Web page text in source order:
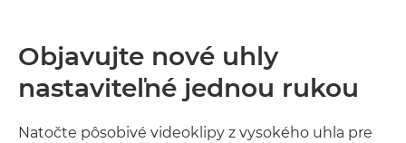
Objavujte nové uhly
nastaviteľné jednou rukou
Natočte pôsobivé videoklipy z vysokého uhla pre